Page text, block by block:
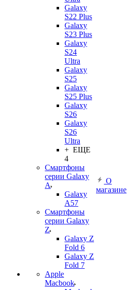
Galaxy
S22 Plus
Galaxy
S23 Plus
Galaxy
S24
Ultra
Galaxy
S25
Galaxy
S25 Plus
Galaxy
S26
Galaxy
S26
Ultra
+ ЕЩЕ
4
Смартфоны
серии Galaxy
A
Galaxy
A57
Смартфоны
серии Galaxy
Z
Galaxy Z
Fold 6
Galaxy Z
Fold 7
Apple
Macbook
О
магазине